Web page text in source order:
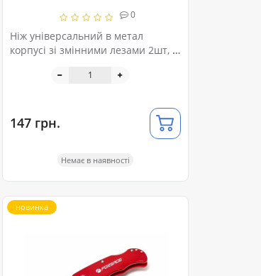
0
Ніж універсальний в метал
корпусі зі змінними лезами 2шт, в
147 грн.
Немає в наявності
новинка